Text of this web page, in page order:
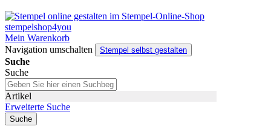
Mein Warenkorb
Navigation umschalten
Stempel selbst gestalten
Suche
Suche
Artikel
Erweiterte Suche
Suche